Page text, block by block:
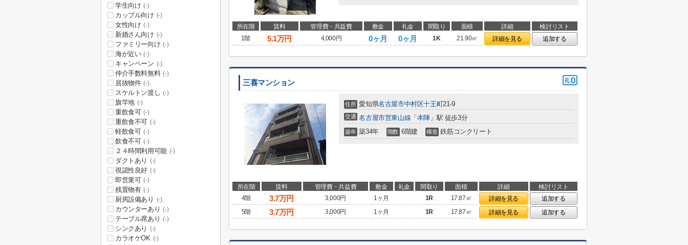
所在階 賃料 管理費・共益費 敷金 礼金 間取り 面積 詳細
検討リスト
1階
5.1万円 4,000円 0ヶ月 0ヶ月 1K 21.90㎡ 詳細を見る 追加する
三喜マンション
住所 愛知県名古屋市中村区十王町21-9
交通 名古屋市営東山線 「 本陣 」駅 徒歩3分
築年 築34年 階数 6階建 構造 鉄筋コンクリート
所在階 賃料 管理費・共益費 敷金 礼金 間取り 面積 詳細
検討リスト
4階
3.7万円 3,000円 1ヶ月 1R 17.87㎡ 詳細を見る
追加する
5階
3.7万円 3,000円 1ヶ月 1R 17.87㎡ 詳細を見る 追加する
学生向け (-)
カップル向け (-)
女性向け (-)
新婚さん向け (-)
ファミリー向け (-)
海が近い (-)
キャンペーン (-)
仲介手数料無料 (-)
居抜物件 (-)
スケルトン渡し (-)
旗竿地 (-)
重飲食可 (-)
重飲食不可 (-)
軽飲食可 (-)
飲食不可 (-)
２４時間利用可能 (-)
ダクトあり (-)
視認性良好 (-)
即営業可 (-)
残置物有 (-)
厨房設備あり (-)
カウンターあり (-)
テーブル席あり (-)
シンクあり (-)
カラオケOK (-)